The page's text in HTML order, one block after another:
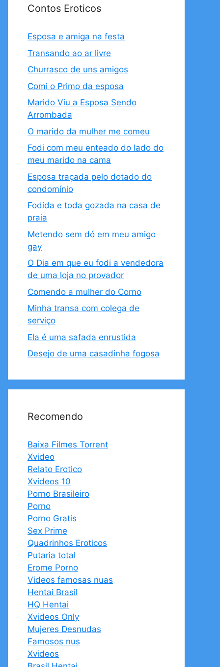
Contos Eroticos
Esposa e amiga na festa
Transando ao ar livre
Churrasco de uns amigos
Comi o Primo da esposa
Marido Viu a Esposa Sendo
Arrombada
O marido da mulher me comeu
Fodi com meu enteado do lado do
meu marido na cama
Esposa traçada pelo dotado do
condomínio
Fodida e toda gozada na casa de
praia
Metendo sem dó em meu amigo
gay
O Dia em que eu fodi a vendedora
de uma loja no provador
Comendo a mulher do Corno
Minha transa com colega de
serviço
Ela é uma safada enrustida
Desejo de uma casadinha fogosa
Recomendo
Baixa Filmes Torrent
Xvideo
Relato Erotico
Xvideos 10
Porno Brasileiro
Porno
Porno Gratis
Sex Prime
Quadrinhos Eroticos
Putaria total
Erome Porno
Videos famosas nuas
Hentai Brasil
HQ Hentai
Xvideos Only
Mujeres Desnudas
Famosos nus
Xvideos